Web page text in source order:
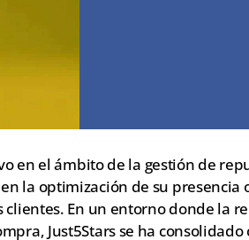
en el ámbito de la gestión de
la optimización de su presencia
En un entorno donde la
Just5Stars se ha consolidado